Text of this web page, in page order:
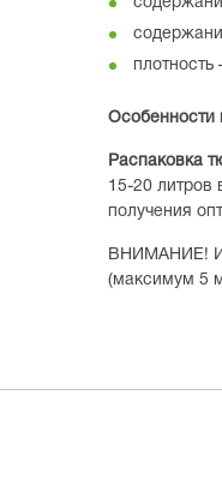
плотность
Особенности
Распаковка
15-20 литров
получения
ВНИМАНИЕ!
(максимум 5